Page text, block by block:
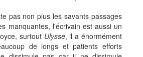
pas non plus les savants passages
manquantes, l'écrivain est aussi un
surtout Ulysse, il a énormément
de longs et patients efforts